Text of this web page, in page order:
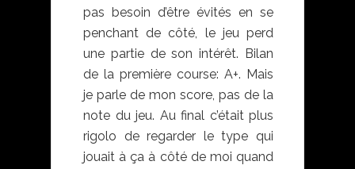
pas besoin d’être évités en se
penchant de côté, le jeu perd
une partie de son intérêt. Bilan
de la première course: A+. Mais
je parle de mon score, pas de la
note du jeu. Au final c’était plus
rigolo de regarder le type qui
jouait à ça à côté de moi quand